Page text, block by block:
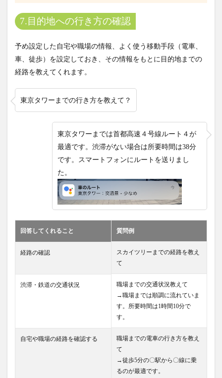
7.目的地への行き方の確認
予め設定した自宅や職場の情報、よく使う移動手段（電車、
車、徒歩）を設定しておき、その情報をもとに目的地までの
経路を教えてくれます。
東京タワーまでの行き方を教えて？
東京タワーまでは首都高速４号線ルート４が
最適です。渋滞がない場合は所要時間は38分
です。スマートフォンにルートを送りまし
た。
回答してくれること 質問例
経路の確認
スカイツリーまでの経路を教え
て
渋滞・鉄道の交通状況
職場までの交通状況教えて
→職場までは順調に流れていま
す。所要時間は1時間10分で
す。
自宅や職場の経路を確認する
職場までの電車の行き方を教え
て
→徒歩5分の〇駅から〇線に乗
るのが最適です。